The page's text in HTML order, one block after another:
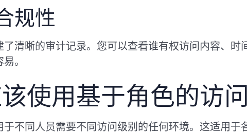
规性
了清晰的审计记录。您可以查看谁有权访问内容、
。
使用基于角色的访问
于不同人员需要不同访问级别的任何环境。这适用于